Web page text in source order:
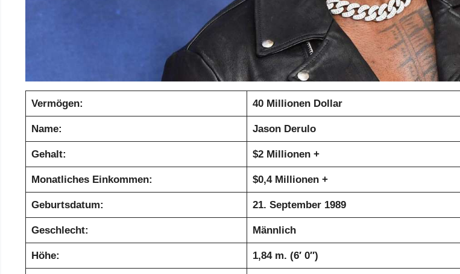
Vermögen: 40 Millionen Dollar
Name: Jason Derulo
Gehalt: $2 Millionen +
Monatliches Einkommen: $0,4 Millionen +
Geburtsdatum: 21. September 1989
Geschlecht: Männlich
Höhe: 1,84 m. (6′ 0″)